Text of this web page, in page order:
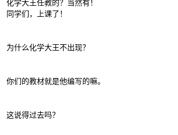
化学大王任教的？当然有！
同学们，上课了！
为什么化学大王不出现？
你们的教材就是他编写的嘛。
这说得过去吗？